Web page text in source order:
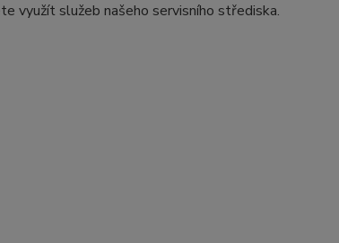
využít služeb našeho servisního střediska.